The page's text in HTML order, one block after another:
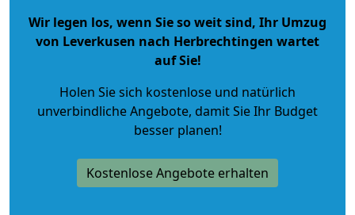
Wir legen los, wenn Sie so weit sind, Ihr Umzug
von Leverkusen nach Herbrechtingen wartet
auf Sie!
Holen Sie sich kostenlose und natürlich
unverbindliche Angebote, damit Sie Ihr Budget
besser planen!
Kostenlose Angebote erhalten